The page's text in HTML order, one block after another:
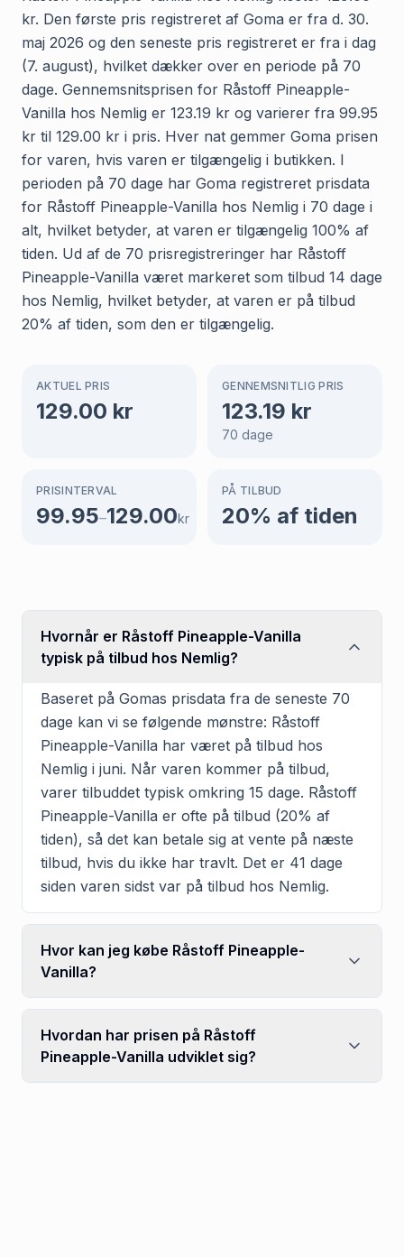
kr. Den første pris registreret af Goma er fra d. 30.
maj 2026 og den seneste pris registreret er fra i dag
(7. august), hvilket dækker over en periode på 70
dage. Gennemsnitsprisen for Råstoff Pineapple-
Vanilla hos Nemlig er 123.19 kr og varierer fra 99.95
kr til 129.00 kr i pris. Hver nat gemmer Goma prisen
for varen, hvis varen er tilgængelig i butikken. I
perioden på 70 dage har Goma registreret prisdata
for Råstoff Pineapple-Vanilla hos Nemlig i 70 dage i
alt, hvilket betyder, at varen er tilgængelig 100% af
tiden. Ud af de 70 prisregistreringer har Råstoff
Pineapple-Vanilla været markeret som tilbud 14 dage
hos Nemlig, hvilket betyder, at varen er på tilbud
20% af tiden, som den er tilgængelig.
AKTUEL PRIS
129.00 kr
GENNEMSNITLIG PRIS
123.19 kr
70 dage
PRISINTERVAL
99.95–129.00kr
PÅ TILBUD
20% af tiden
Hvornår er Råstoff Pineapple-Vanilla
typisk på tilbud hos Nemlig?
Baseret på Gomas prisdata fra de seneste 70
dage kan vi se følgende mønstre: Råstoff
Pineapple-Vanilla har været på tilbud hos
Nemlig i juni. Når varen kommer på tilbud,
varer tilbuddet typisk omkring 15 dage. Råstoff
Pineapple-Vanilla er ofte på tilbud (20% af
tiden), så det kan betale sig at vente på næste
tilbud, hvis du ikke har travlt. Det er 41 dage
siden varen sidst var på tilbud hos Nemlig.
Hvor kan jeg købe Råstoff Pineapple-
Vanilla?
Hvordan har prisen på Råstoff
Pineapple-Vanilla udviklet sig?